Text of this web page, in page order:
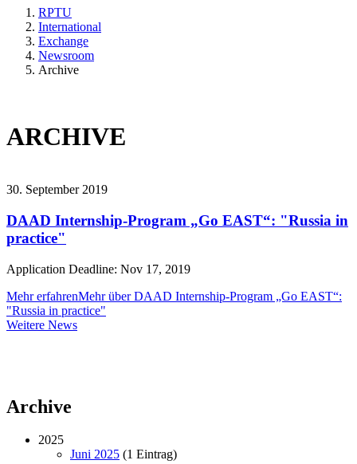
RPTU
International
Exchange
Newsroom
Archive
ARCHIVE
30. September 2019
DAAD Internship-Program „Go EAST“: "Russia in
practice"
Application Deadline: Nov 17, 2019
Mehr erfahrenMehr über DAAD Internship-Program „Go EAST“:
"Russia in practice"
Weitere NewsWeitere
Archive
2025
Juni 2025 (1 Eintrag)